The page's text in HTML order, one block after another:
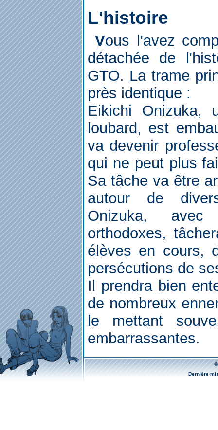
L'histoire
Vous l'avez comprit, cette série Live s'est
détachée de
GTO. La trame
près identique :
Eikichi Onizuka,
loubard, est
va devenir
qui ne peut plus
Sa tâche va être
autour de
Onizuka,
orthodoxes,
élèves en cours,
persécutions de
Il prendra bien
de nombreux
le mettant
embarrassantes.
©
Dernière